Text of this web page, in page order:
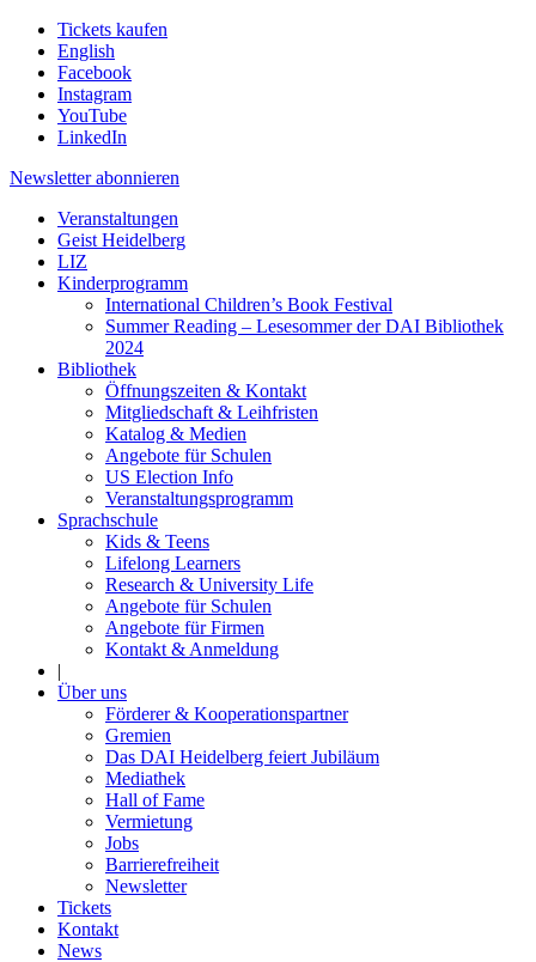
Tickets kaufen
English
Facebook
Instagram
YouTube
LinkedIn
Newsletter abonnieren
Veranstaltungen
Geist Heidelberg
LIZ
Kinderprogramm
International Children’s Book Festival
Summer Reading – Lesesommer der DAI Bibliothek
2024
Bibliothek
Öffnungszeiten & Kontakt
Mitgliedschaft & Leihfristen
Katalog & Medien
Angebote für Schulen
US Election Info
Veranstaltungsprogramm
Sprachschule
Kids & Teens
Lifelong Learners
Research & University Life
Angebote für Schulen
Angebote für Firmen
Kontakt & Anmeldung
|
Über uns
Förderer & Kooperationspartner
Gremien
Das DAI Heidelberg feiert Jubiläum
Mediathek
Hall of Fame
Vermietung
Jobs
Barrierefreiheit
Newsletter
Tickets
Kontakt
News